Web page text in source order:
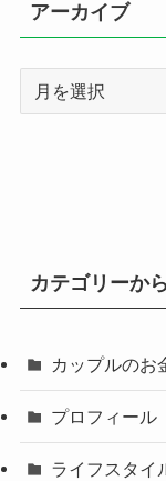
アーカイブ
カテゴリーか
カップルのお
プロフィール
ライフスタイ